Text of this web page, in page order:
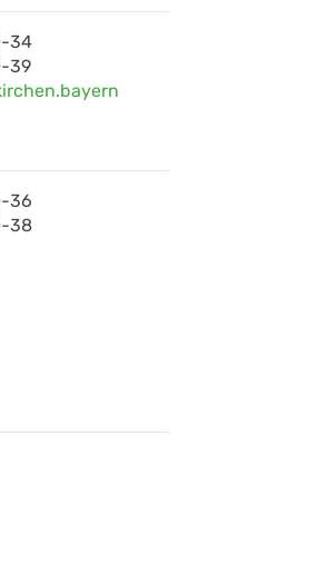
34
39
36
38